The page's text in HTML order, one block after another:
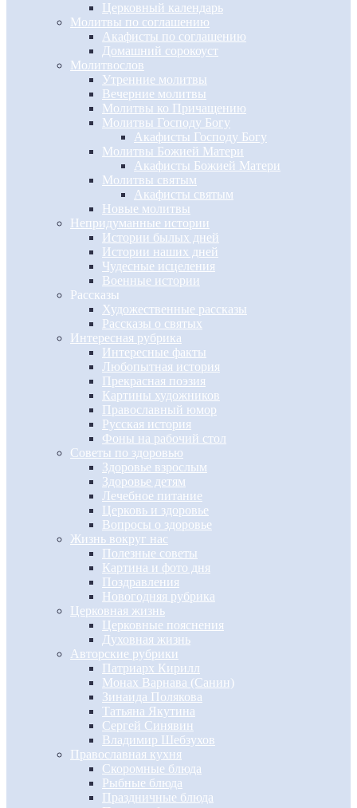
Церковный календарь
Молитвы по соглашению
Акафисты по соглашению
Домашний сорокоуст
Молитвослов
Утренние молитвы
Вечерние молитвы
Молитвы ко Причащению
Молитвы Господу Богу
Акафисты Господу Богу
Молитвы Божией Матери
Акафисты Божией Матери
Молитвы святым
Акафисты святым
Новые молитвы
Непридуманные истории
Истории былых дней
Истории наших дней
Чудесные исцеления
Военные истории
Рассказы
Художественные рассказы
Рассказы о святых
Интересная рубрика
Интересные факты
Любопытная история
Прекрасная поэзия
Картины художников
Православный юмор
Русская история
Фоны на рабочий стол
Советы по здоровью
Здоровье взрослым
Здоровье детям
Лечебное питание
Церковь и здоровье
Вопросы о здоровье
Жизнь вокруг нас
Полезные советы
Картина и фото дня
Поздравления
Новогодняя рубрика
Церковная жизнь
Церковные пояснения
Духовная жизнь
Авторские рубрики
Патриарх Кирилл
Монах Варнава (Санин)
Зинаида Полякова
Татьяна Якутина
Сергей Синявин
Владимир Шебзухов
Православная кухня
Скоромные блюда
Рыбные блюда
Праздничные блюда